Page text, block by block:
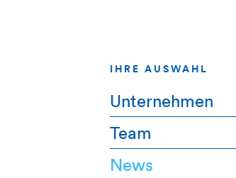
IHRE AUSWAHL
Unternehmen
Team
News